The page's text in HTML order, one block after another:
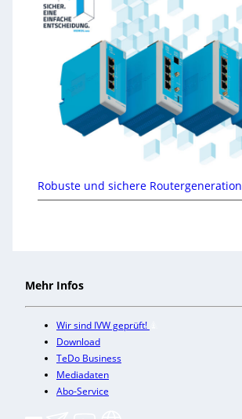
Robuste und sichere Routergeneration
Mehr Infos
Wir sind IVW geprüft!
Download
TeDo Business
Mediadaten
Abo-Service